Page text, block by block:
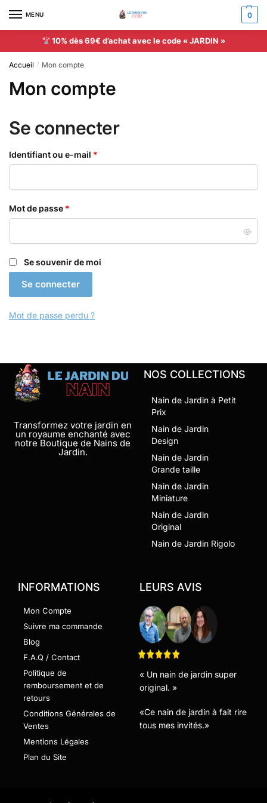
MENU 0
10% dès 69€ d’achat avec le code « JARDIN »
Accueil / Mon compte
Mon compte
Se connecter
Identifiant ou e-mail *
Mot de passe *
Se souvenir de moi
Se connecter
Mot de passe perdu ?
Transformez votre jardin en
un royaume enchanté avec
notre Boutique de Nains de
Jardin.
NOS COLLECTIONS
Nain de Jardin à Petit
Prix
Nain de Jardin
Design
Nain de Jardin
Grande taille
Nain de Jardin
Miniature
Nain de Jardin
Original
Nain de Jardin Rigolo
INFORMATIONS
Mon Compte
Suivre ma commande
Blog
F.A.Q / Contact
Politique de
remboursement et de
retours
Conditions Générales de
Ventes
Mentions Légales
Plan du Site
LEURS AVIS
« Un nain de jardin super
original. »
«Ce nain de jardin à fait rire
tous mes invités.»